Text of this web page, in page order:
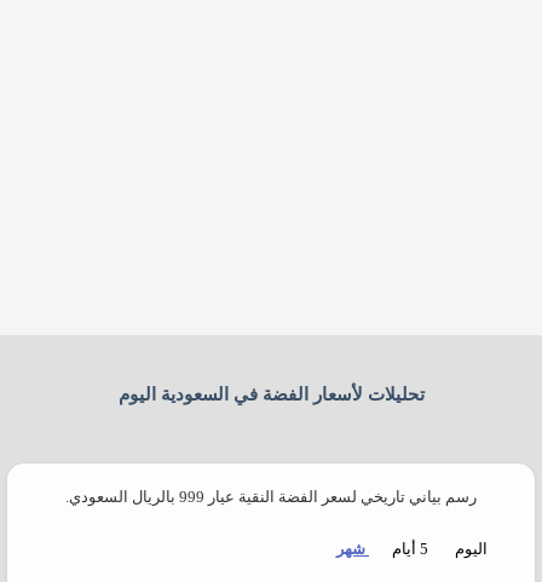
تحليلات لأسعار الفضة في السعودية اليوم​
رسم بياني تاريخي لسعر الفضة النقية عيار 999 بالريال السعودي.
اليوم 5 أيام شهر